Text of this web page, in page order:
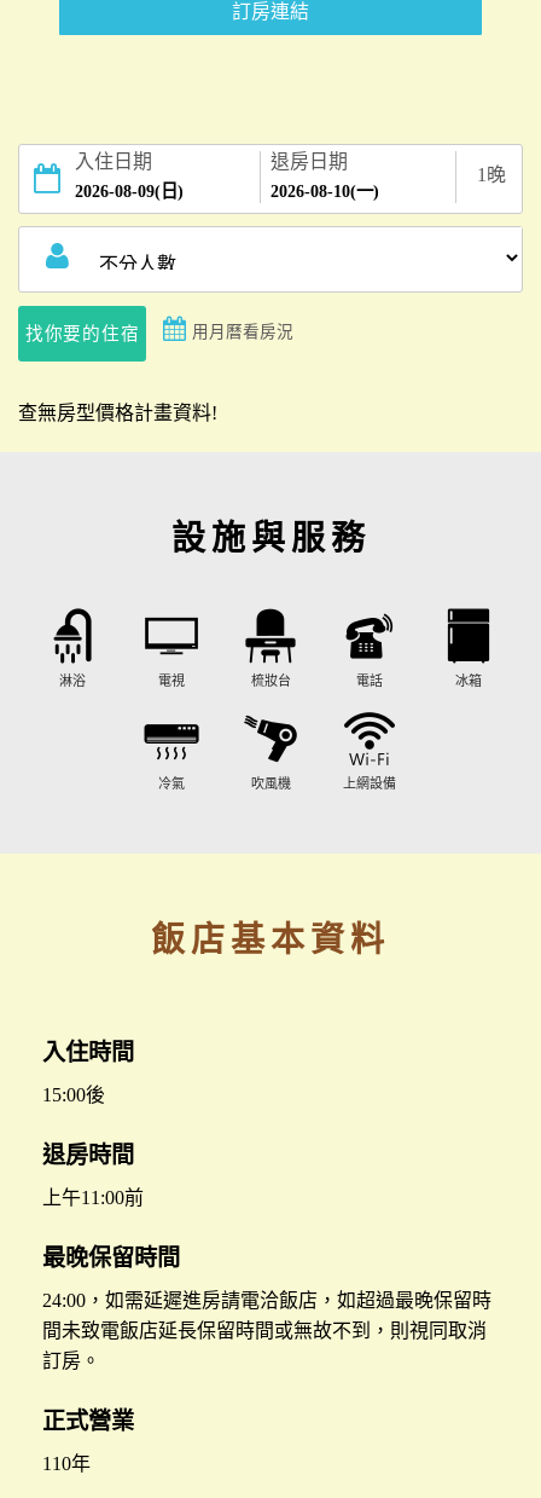
訂房連結
入住日期
2026-08-09(日)
退房日期
2026-08-10(一)
1 晚
找你要的住宿 用月曆看房況
查無房型價格計畫資料!
設施與服務
淋浴 電視 梳妝台 電話 冰箱
冷氣 吹風機 上網設備
飯店基本資料
入住時間
15:00後
退房時間
上午11:00前
最晚保留時間
24:00，如需延遲進房請電洽飯店，如超過最晚保留時
間未致電飯店延長保留時間或無故不到，則視同取消
訂房。
正式營業
110年